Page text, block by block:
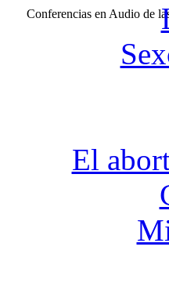
Conferencias en Audio de
El